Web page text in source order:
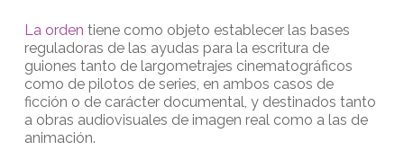
La orden tiene como objeto establecer las bases
reguladoras de las ayudas para la escritura de
guiones tanto de largometrajes cinematográficos
como de pilotos de series, en ambos casos de
ficción o de carácter documental, y destinados tanto
a obras audiovisuales de imagen real como a las de
animación.